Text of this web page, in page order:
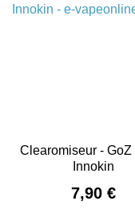
Clearomiseur - GoZ
Innokin
Prix
7,90 €